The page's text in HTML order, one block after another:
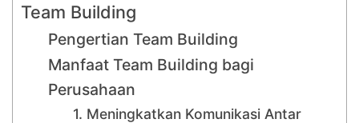
Team Building
Pengertian Team Building
Manfaat Team Building bagi
Perusahaan
1. Meningkatkan Komunikasi Antar